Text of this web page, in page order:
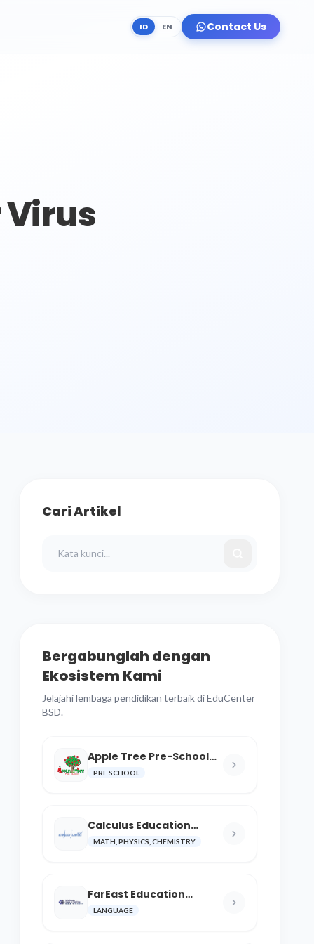
ID EN Contact Us
Virus
Cari Artikel
Bergabunglah dengan
Ekosistem Kami
Jelajahi lembaga pendidikan terbaik di EduCenter
BSD.
Apple Tree Pre-School
BSD
PRE SCHOOL
Calculus Education
Center
MATH, PHYSICS, CHEMISTRY
FarEast Education
Language and Cultural
Center
LANGUAGE